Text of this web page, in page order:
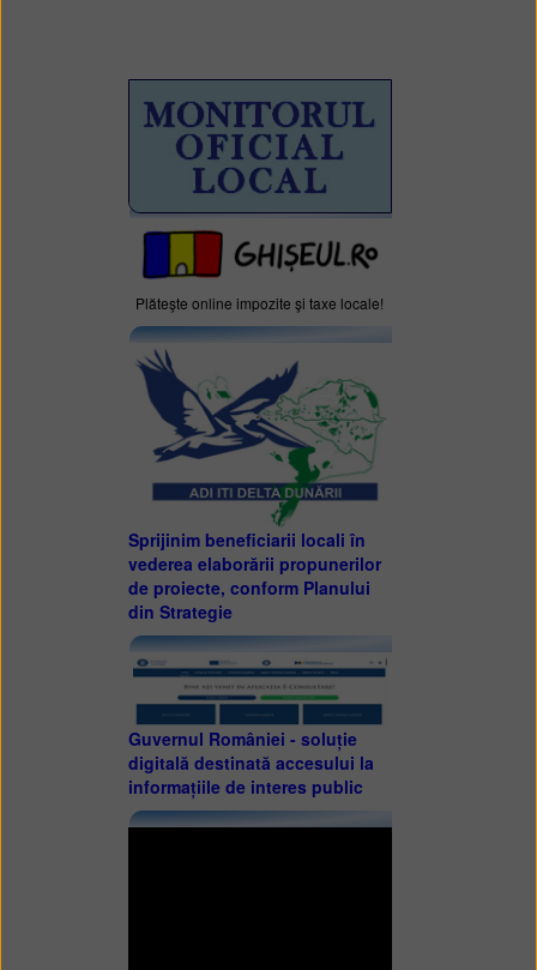
Plăteşte online impozite şi taxe locale!
Sprijinim beneficiarii locali în
vederea elaborării propunerilor
de proiecte, conform Planului
din Strategie
Guvernul României - soluție
digitală destinată accesului la
informațiile de interes public